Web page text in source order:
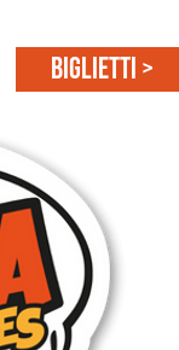
BIGLIETTI >